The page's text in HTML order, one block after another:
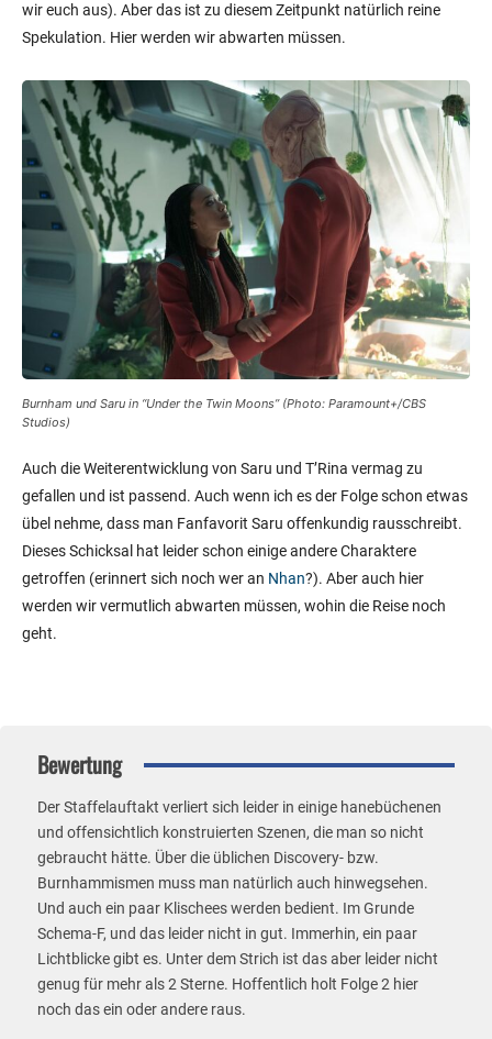
wir euch aus). Aber das ist zu diesem Zeitpunkt natürlich reine
Spekulation. Hier werden wir abwarten müssen.
Burnham und Saru in “Under the Twin Moons” (Photo: Paramount+/CBS
Studios)
Auch die Weiterentwicklung von Saru und T’Rina vermag zu
gefallen und ist passend. Auch wenn ich es der Folge schon etwas
übel nehme, dass man Fanfavorit Saru offenkundig rausschreibt.
Dieses Schicksal hat leider schon einige andere Charaktere
getroffen (erinnert sich noch wer an Nhan?). Aber auch hier
werden wir vermutlich abwarten müssen, wohin die Reise noch
geht.
Bewertung
Der Staffelauftakt verliert sich leider in einige hanebüchenen
und offensichtlich konstruierten Szenen, die man so nicht
gebraucht hätte. Über die üblichen Discovery- bzw.
Burnhammismen muss man natürlich auch hinwegsehen.
Und auch ein paar Klischees werden bedient. Im Grunde
Schema-F, und das leider nicht in gut. Immerhin, ein paar
Lichtblicke gibt es. Unter dem Strich ist das aber leider nicht
genug für mehr als 2 Sterne. Hoffentlich holt Folge 2 hier
noch das ein oder andere raus.